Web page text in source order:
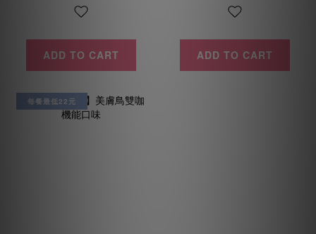
ADD TO CART ADD TO CART
每餐最低22元